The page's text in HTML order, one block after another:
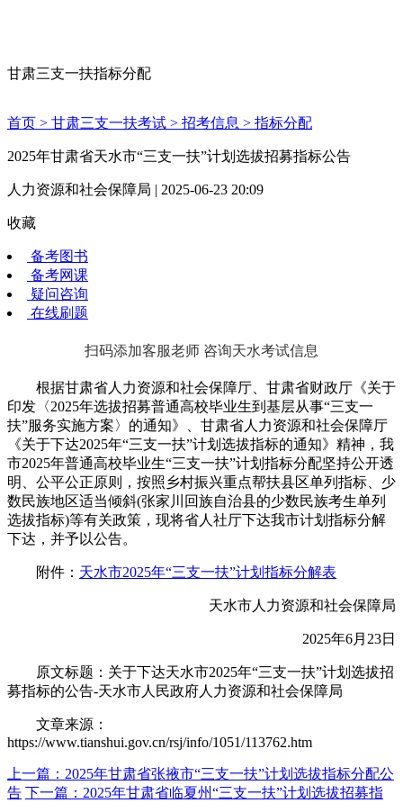
甘肃三支一扶指标分配
首页 > 甘肃三支一扶考试 > 招考信息 > 指标分配
2025年甘肃省天水市“三支一扶”计划选拔招募指标公告
人力资源和社会保障局 | 2025-06-23 20:09
收藏
备考图书
备考网课
疑问咨询
在线刷题
扫码添加客服老师 咨询天水考试信息
根据甘肃省人力资源和社会保障厅、甘肃省财政厅《关于
印发〈2025年选拔招募普通高校毕业生到基层从事“三支一
扶”服务实施方案〉的通知》、甘肃省人力资源和社会保障厅
《关于下达2025年“三支一扶”计划选拔指标的通知》精神，我
市2025年普通高校毕业生“三支一扶”计划指标分配坚持公开透
明、公平公正原则，按照乡村振兴重点帮扶县区单列指标、少
数民族地区适当倾斜(张家川回族自治县的少数民族考生单列
选拔指标)等有关政策，现将省人社厅下达我市计划指标分解
下达，并予以公告。
附件： 天水市2025年“三支一扶”计划指标分解表
天水市人力资源和社会保障局
2025年6月23日
原文标题：关于下达天水市2025年“三支一扶”计划选拔招
募指标的公告-天水市人民政府人力资源和社会保障局
文章来源：
https://www.tianshui.gov.cn/rsj/info/1051/113762.htm
上一篇：2025年甘肃省张掖市“三支一扶”计划选拔指标分配公
告 下一篇：2025年甘肃省临夏州“三支一扶”计划选拔招募指